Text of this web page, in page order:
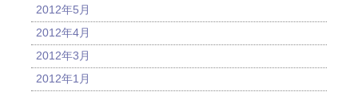
2012年5月
2012年4月
2012年3月
2012年1月